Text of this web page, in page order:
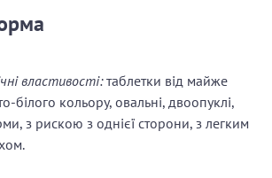
властивості:таблетки від майже
білого кольору, овальні, двоопуклі,
з рискою з однієї сторони, з легким